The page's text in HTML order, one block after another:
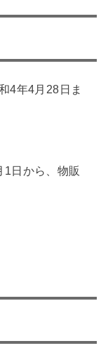
4年4月28日ま
1日から、物販